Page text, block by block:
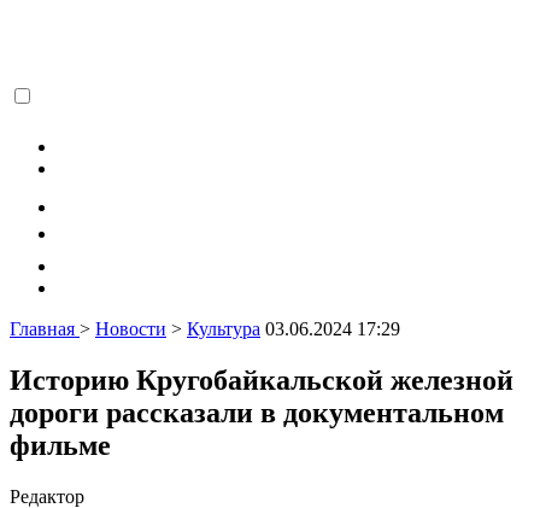
Главная > Новости > Культура 03.06.2024 17:29
Историю Кругобайкальской железной
дороги рассказали в документальном
фильме
Редактор